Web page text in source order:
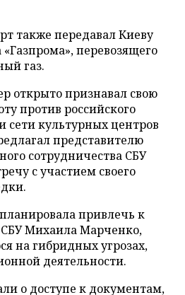
также передавал Киеву
перевозящего
газ.
открыто признавал свою
против российского
сети культурных центров
представителю
сотрудничества СБУ
с участием своего
привлечь к
Михаила Марченко,
на гибридных угрозах,
деятельности.
о доступе к документам,